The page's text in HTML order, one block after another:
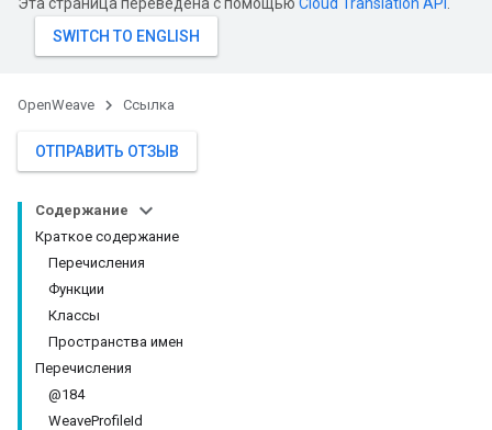
OpenWeave Ссылка
ОТПРАВИТЬ ОТЗЫВ
Содержание
Краткое содержание
Перечисления
Функции
Классы
Пространства имен
Перечисления
@184
WeaveProfileId